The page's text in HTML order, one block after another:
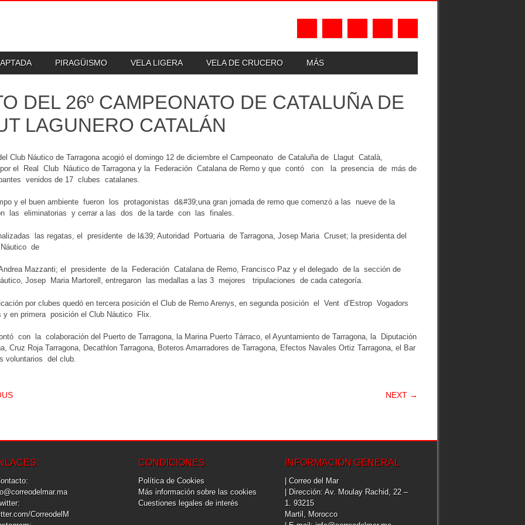
PIRAGÜISMO VELA LIGERA VELA DE CRUCERO MÁS
DEL 26º CAMPEONATO DE CATALUÑA DE
LAGUNERO CATALÁN
Club Náutico de Tarragona acogió el domingo 12 de diciembre el Campeonato de Cataluña de Llagut Català,
por el Real Club Náutico de Tarragona y la Federación Catalana de Remo y que contó con la presencia de más de
venidos de 17 clubes catalanes.
y el buen ambiente fueron los protagonistas d&#39;una gran jornada de remo que comenzó a las nueve de la
las eliminatorias y cerrar a las dos de la tarde con las finales.
las regatas, el presidente de l&39; Autoridad Portuaria de Tarragona, Josep Maria Cruset; la presidenta del
de
Mazzanti; el presidente de la Federación Catalana de Remo, Francisco Paz y el delegado de la sección de
Josep Maria Martorell, entregaron las medallas a las 3 mejores tripulaciones de cada categoría.
por clubes quedó en tercera posición el Club de Remo Arenys, en segunda posición el Vent d’Estrop Vogadors
y en primera posición el Club Náutico Flix.
con la colaboración del Puerto de Tarragona, la Marina Puerto Tárraco, el Ayuntamiento de Tarragona, la Diputación
Cruz Roja Tarragona, Decathlon Tarragona, Boteros Amarradores de Tarragona, Efectos Navales Ortiz Tarragona, el Bar
voluntarios del club.
NAVIGATION NEXT →
CorreodelM
CONDICIONES
Política de Cookies
Más información sobre las cookies
Cuestiones legales de interés
INFORMACIÓN GENERAL
| Correo del Mar
| Dirección: Av. Moulay Rachid, 22 –
1. 93215
Martil, Morocco